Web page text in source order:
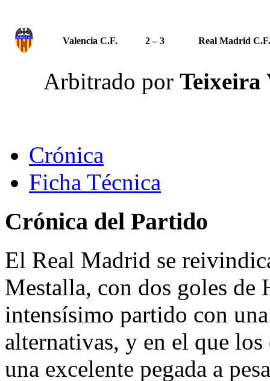
Valencia C.F. 2 – 3 Real Madrid C.F.
Arbitrado por Teixeira
Crónica
Ficha Técnica
Crónica del Partido
El Real Madrid se
Mestalla, con dos goles
intensísimo partido con
alternativas, y en el que
una excelente pegada a